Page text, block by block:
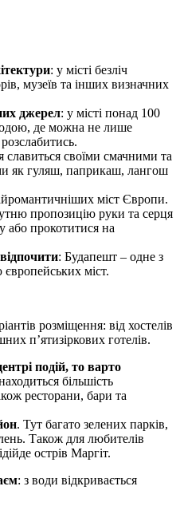
: у місті безліч
музеїв та інших визначних
джерел: у місті понад 100
де можна не лише
славиться своїми смачними та
як гуляш, паприкаш, лангош
міст Європи.
пропозицію руки та серця
або прокотитися на
: Будапешт – одне з
міст.
розміщення: від хостелів
п’ятизіркових готелів.
подій, то варто
більшість
ресторани, бари та
. Тут багато зелених парків,
Також для любителів
острів Маргіт.
: з води відкривається